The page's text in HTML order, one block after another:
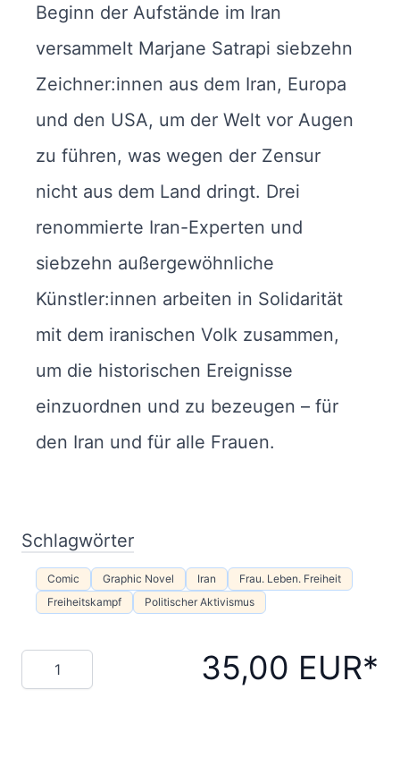
Beginn der Aufstände im Iran
versammelt Marjane Satrapi siebzehn
Zeichner:innen aus dem Iran, Europa
und den USA, um der Welt vor Augen
zu führen, was wegen der Zensur
nicht aus dem Land dringt. Drei
renommierte Iran-Experten und
siebzehn außergewöhnliche
Künstler:innen arbeiten in Solidarität
mit dem iranischen Volk zusammen,
um die historischen Ereignisse
einzuordnen und zu bezeugen – für
den Iran und für alle Frauen.
Schlagwörter
Comic Graphic Novel Iran
Frau. Leben. Freiheit
Freiheitskampf
Politischer Aktivismus
Menge 35,00 EUR